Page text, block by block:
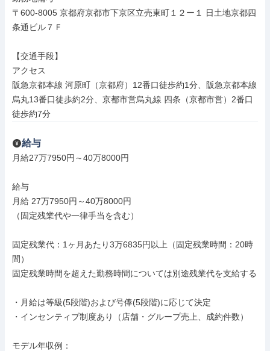
〒600-8005 京都府京都市下京区立売東町１２ー１ 日土地京都四
条通ビル７Ｆ
【交通手段】
アクセス
阪急京都本線 河原町（京都府）12番口徒歩約1分、阪急京都本線
烏丸13番口徒歩約2分、京都市営烏丸線 四条（京都市営）2番口
徒歩約7分
給与
月給27万7950円～40万8000円
給与
月給 27万7950円～40万8000円
（固定残業代や一律手当を含む）
固定残業代：1ヶ月あたり3万6835円以上（固定残業時間：20時
間）
固定残業時間を超えた勤務時間については別途残業代を支給する
・月給は等級(5段階)および号俸(5段階)に応じて決定
・インセンティブ制度あり（店舗・グループ売上、成約件数）
モデル年収例：